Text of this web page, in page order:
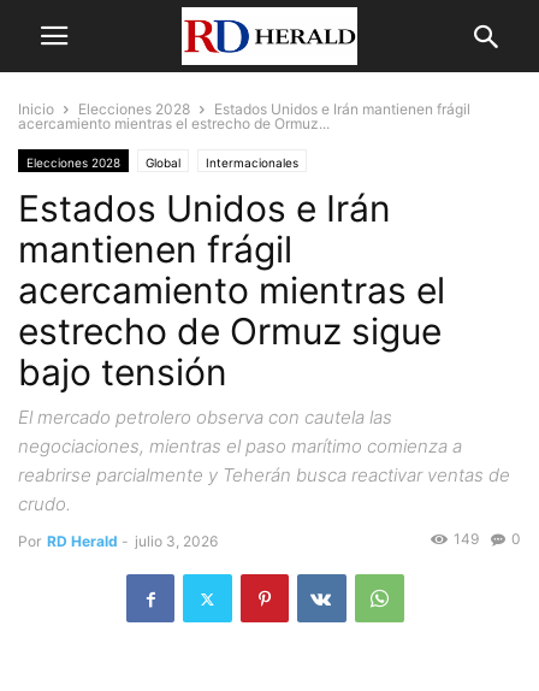
Inicio Elecciones 2028
Estados Unidos e Irán mantienen frágil
acercamiento mientras el estrecho de Ormuz...
Elecciones 2028 Global Intermacionales
Estados Unidos e Irán
mantienen frágil
acercamiento mientras el
estrecho de Ormuz sigue
bajo tensión
El mercado petrolero observa con cautela las
negociaciones, mientras el paso marítimo comienza a
reabrirse parcialmente y Teherán busca reactivar ventas de
crudo.
Por RD Herald - julio 3, 2026 0
149